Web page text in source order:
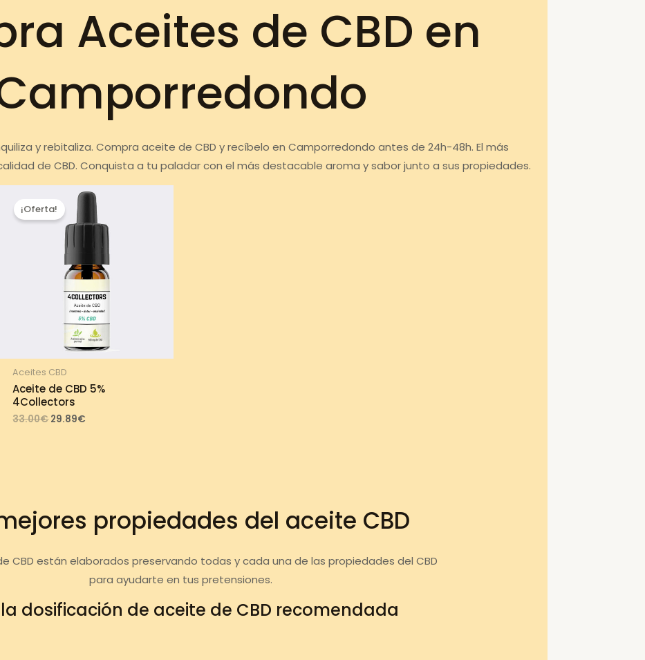
Aceites de CBD en
y rebitaliza. Compra aceite de CBD y recíbelo en Camporredondo antes de 24h-48h. El más
de CBD. Conquista a tu paladar con el más destacable aroma y sabor junto a sus propiedades.
¡Oferta!
Aceites CBD
Aceite de CBD 5%
4Collectors
33.00€Original
29.89€
propiedades del aceite CBD
CBD están elaborados preservando todas y cada una de las propiedades del CBD
para ayudarte en tus pretensiones.
dosificación de aceite de CBD recomendada